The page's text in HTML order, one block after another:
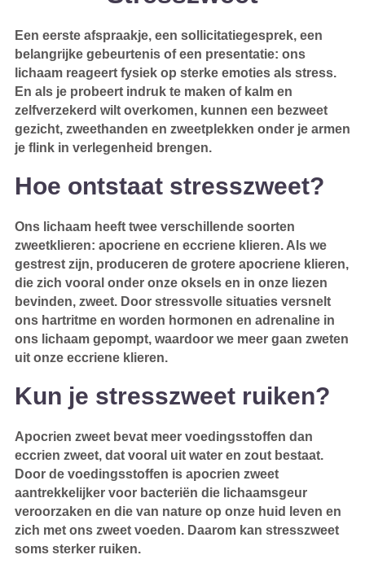
Een eerste afspraakje, een sollicitatiegesprek, een
belangrijke gebeurtenis of een presentatie: ons
lichaam reageert fysiek op sterke emoties als stress.
En als je probeert indruk te maken of kalm en
zelfverzekerd wilt overkomen, kunnen een bezweet
gezicht, zweethanden en zweetplekken onder je armen
je flink in verlegenheid brengen.
Hoe ontstaat stresszweet?
Ons lichaam heeft twee verschillende soorten
zweetklieren: apocriene en eccriene klieren. Als we
gestrest zijn, produceren de grotere apocriene klieren,
die zich vooral onder onze oksels en in onze liezen
bevinden, zweet. Door stressvolle situaties versnelt
ons hartritme en worden hormonen en adrenaline in
ons lichaam gepompt, waardoor we meer gaan zweten
uit onze eccriene klieren.
Kun je stresszweet ruiken?
Apocrien zweet bevat meer voedingsstoffen dan
eccrien zweet, dat vooral uit water en zout bestaat.
Door de voedingsstoffen is apocrien zweet
aantrekkelijker voor bacteriën die lichaamsgeur
veroorzaken en die van nature op onze huid leven en
zich met ons zweet voeden. Daarom kan stresszweet
soms sterker ruiken.